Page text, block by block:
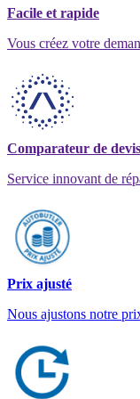
Facile et rapide
Vous créez votre
Comparateur de
Service innovant de
Prix ajusté
Nous ajustons notre